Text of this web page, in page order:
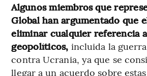
Algunos miembros que
Global han argumentado que
eliminar cualquier referencia
geopolíticos, incluida la
contra Ucrania, ya que se
llegar a un acuerdo sobre